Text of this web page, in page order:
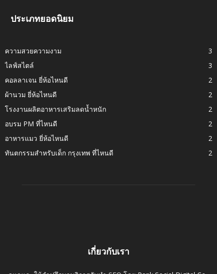
ประเภทยอดนิยม
ความสวยความงาม
3
ไลฟ์สไตล์
3
คอลลาเจน ยี่ห้อไหนดี
2
ผ้านวม ยี่ห้อไหนดี
2
โรงงานผลิตอาหารเสริมลดน้ำหนัก
2
อบรม PM ที่ไหนดี
2
อาหารแมว ยี่ห้อไหนดี
2
ทันตกรรมสำหรับเด็ก กรุงเทพ ที่ไหนดี
2
เกี่ยวกับเรา